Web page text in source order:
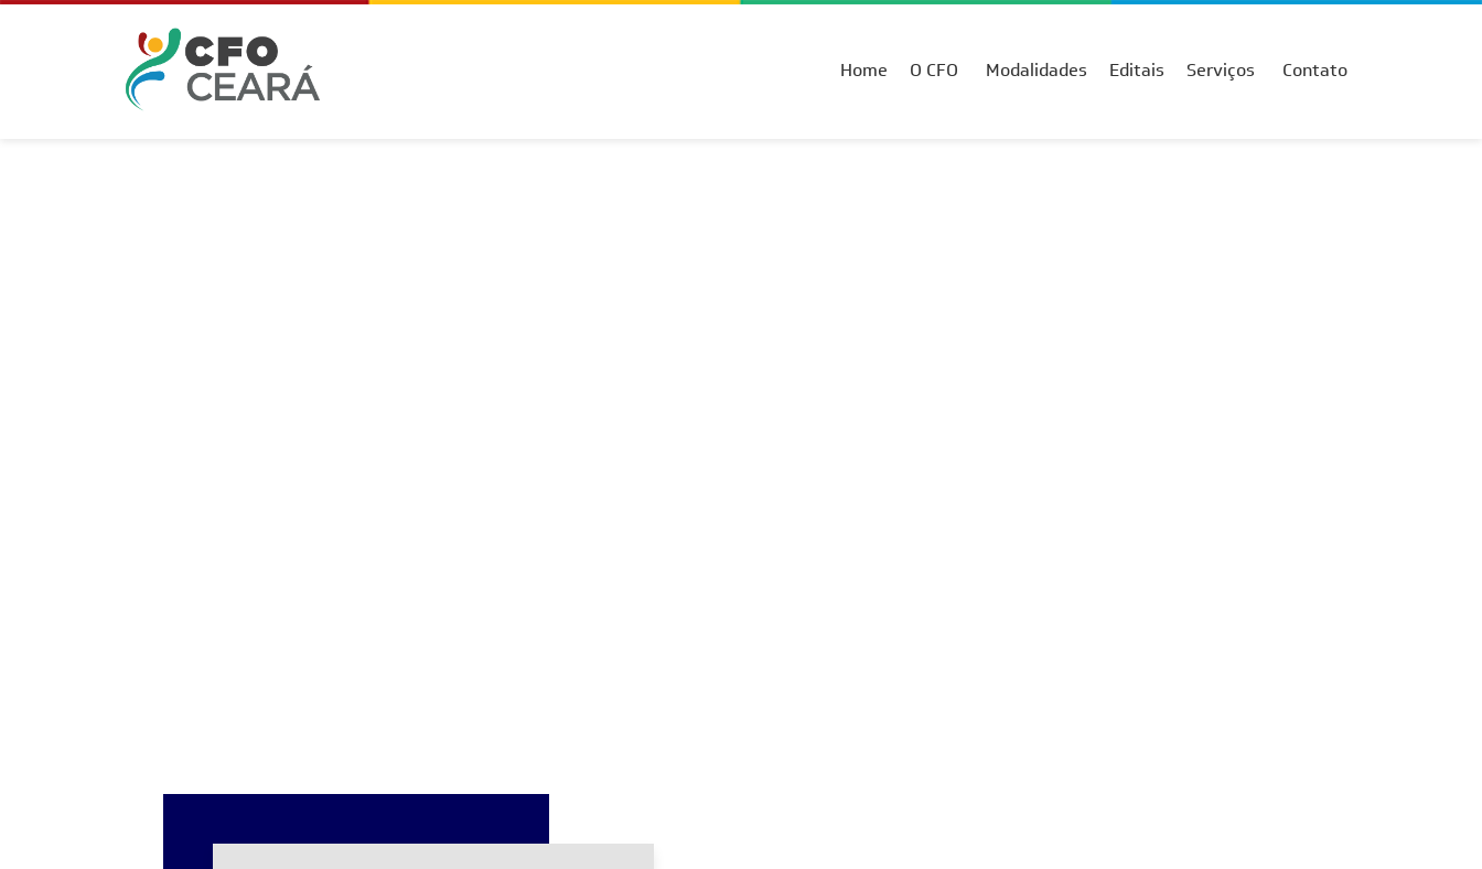
Home O CFO Modalidades Editais Serviços Contato